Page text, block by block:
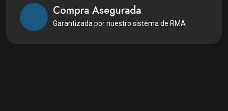
Compra Asegurada
Garantizada por nuestro sistema de RMA